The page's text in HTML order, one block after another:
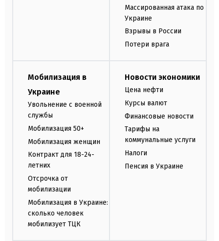
Массированная атака по
Украине
Взрывы в России
Потери врага
Мобилизация в
Украине
Увольнение с военной
службы
Мобилизация 50+
Мобилизация женщин
Контракт для 18-24-
летних
Отсрочка от
мобилизации
Мобилизация в Украине:
сколько человек
мобилизует ТЦК
Новости экономики
Цена нефти
Курсы валют
Финансовые новости
Тарифы на
коммунальные услуги
Налоги
Пенсия в Украине